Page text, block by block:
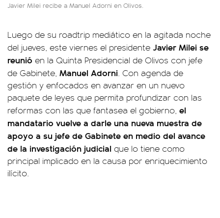
Javier Milei recibe a Manuel Adorni en Olivos.
Luego de su roadtrip mediático en la agitada noche
del jueves, este viernes el presidente Javier Milei se
reunió en la Quinta Presidencial de Olivos con jefe
de Gabinete, Manuel Adorni. Con agenda de
gestión y enfocados en avanzar en un nuevo
paquete de leyes que permita profundizar con las
reformas con las que fantasea el gobierno, el
mandatario vuelve a darle una nueva muestra de
apoyo a su jefe de Gabinete en medio del avance
de la investigación judicial que lo tiene como
principal implicado en la causa por enriquecimiento
ilícito.